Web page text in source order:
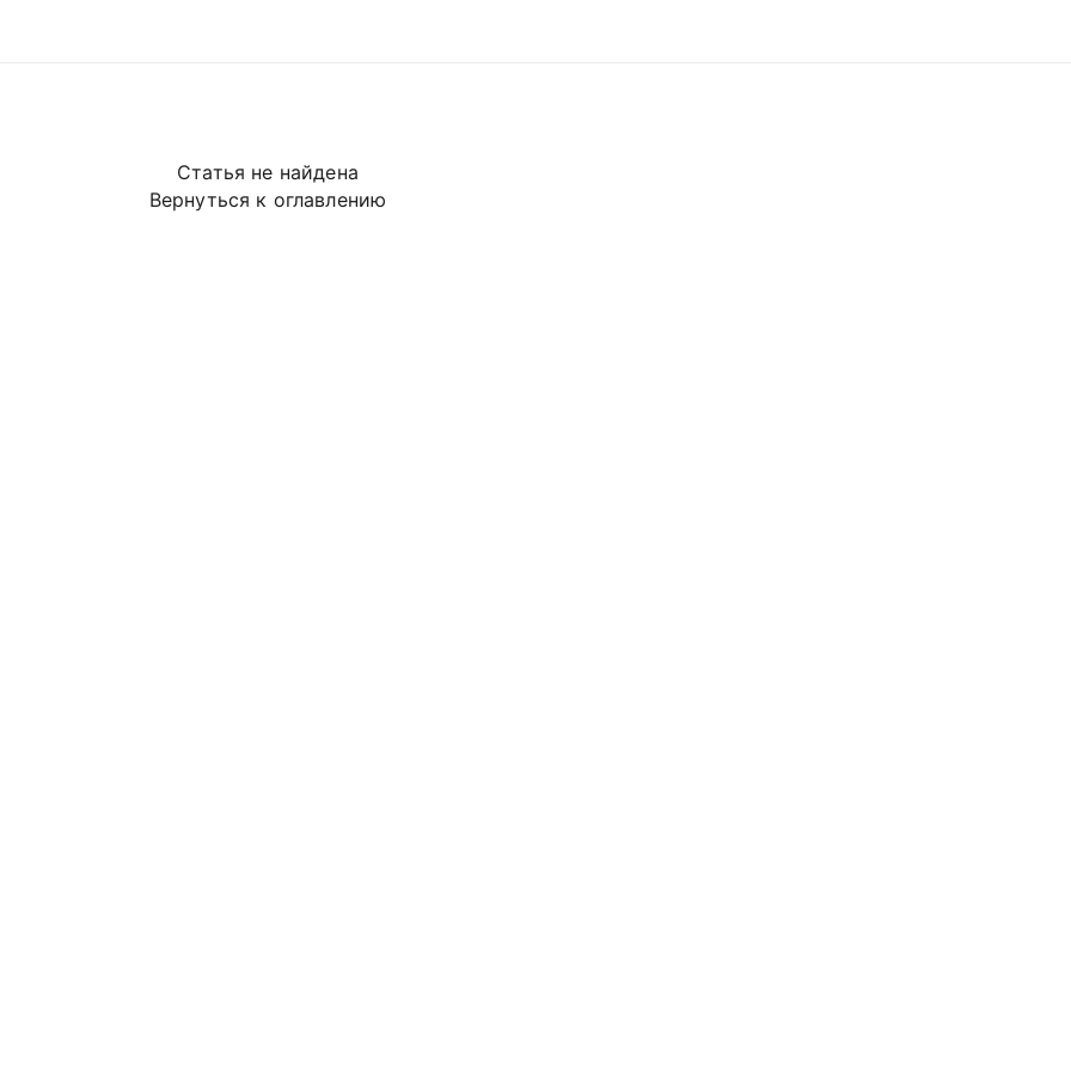
Статья не найдена
Вернуться к оглавлению